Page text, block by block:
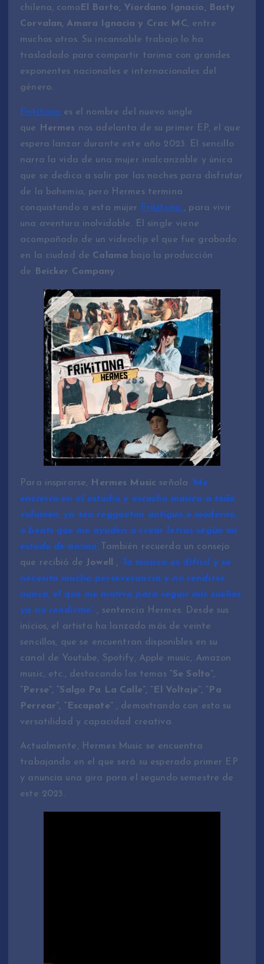
chilena, comoEl Barto, Yiordano Ignacio, Basty
Corvalan, Amara Ignacia y Crac MC,entre
muchos otros. Su incansable trabajo lo ha
trasladado para compartir tarima con grandes
exponentes nacionales e internacionales del
género.
Frikitona es el nombre del nuevo single
que
Hermes nos adelanta de su primer EP, el que
espera lanzar durante este año 2023. El sencillo
narra la vida de una mujer inalcanzable y única
que se dedica a salir por las noches para disfrutar
de la bohemia, pero Hermes termina
conquistando a esta mujer
Frikitona , para vivir
una aventura inolvidable. El single viene
acompañado de un videoclip el que fue grabado
en la ciudad de Calama bajo la producción
de
Beicker Company .
Para inspirarse, Hermes Music señala “Me
encierro en el estudio y escucho música a todo
volumen, ya sea reggaeton antiguo o moderno,
o beats que me ayuden a crear letras según mi
estado de ánimo”. También recuerda un consejo
que recibió de Jowell , “la música es difícil y se
necesita mucha perseverancia y no rendirse
nunca, el que me motiva para seguir mis sueños
ya no rendirme”, sentencia Hermes. Desde sus
inicios, el artista ha lanzado más de veinte
sencillos, que se encuentran disponibles en su
canal de Youtube, Spotify, Apple music, Amazon
music, etc., destacando los temas “Se Solto”,
“Perse”, “Salgo Pa La Calle”, “El Voltaje”, “Pa
Perrear”, “Escapate” , demostrando con esto su
versatilidad y capacidad creativa.
Actualmente, Hermes Music se encuentra
trabajando en el que será su esperado primer EP
y anuncia una gira para el segundo semestre de
este 2023.